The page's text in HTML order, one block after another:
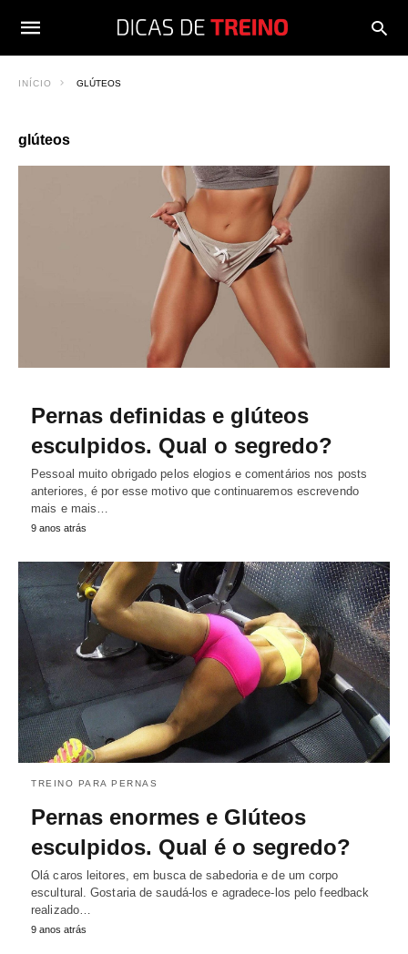
INÍCIO GLÚTEOS
glúteos
Pernas definidas e glúteos
esculpidos. Qual o segredo?
Pessoal muito obrigado pelos elogios e comentários nos posts
anteriores, é por esse motivo que continuaremos escrevendo
mais e mais…
9 anos atrás
TREINO PARA PERNAS
Pernas enormes e Glúteos
esculpidos. Qual é o segredo?
Olá caros leitores, em busca de sabedoria e de um corpo
escultural. Gostaria de saudá-los e agradece-los pelo feedback
realizado…
9 anos atrás